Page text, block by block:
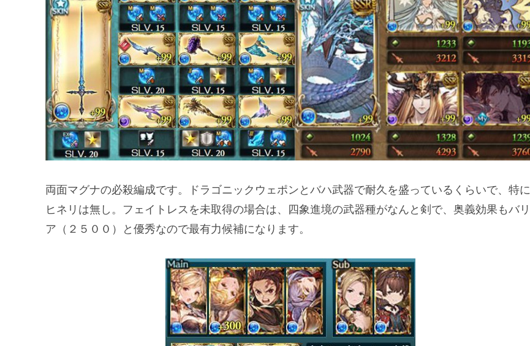
両面マグナの必殺編成です。ドラゴニックウェポンとバハ武器で耐久を盛っているくらいで、特に
ヒネリは無し。フェイトレスを未取得の場合は、四象進境の武器種がなんと剣で、奥義効果もバリ
ア（２５００）と優秀なので最有力候補になります。